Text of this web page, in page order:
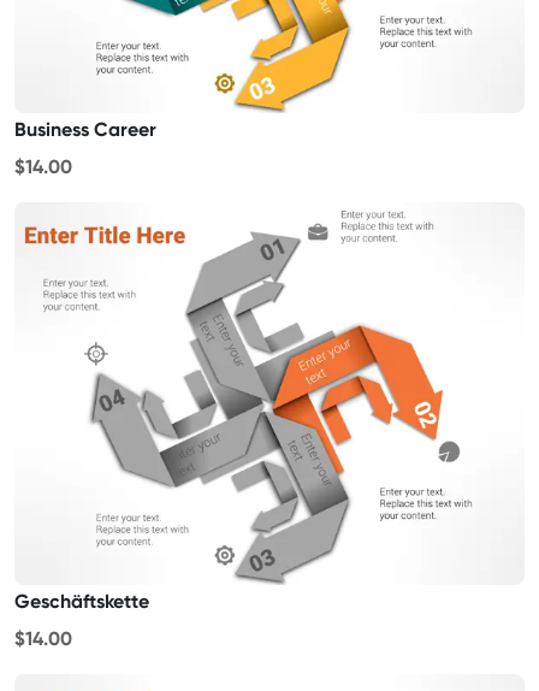
Business Career
$14.00
Geschäftskette
$14.00